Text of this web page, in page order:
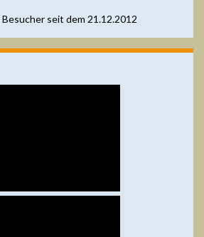
Besucher seit dem 21.12.2012